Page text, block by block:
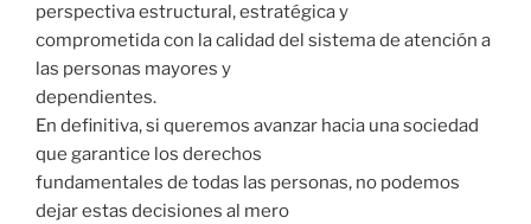
perspectiva estructural, estratégica y
comprometida con la calidad del sistema de atención a
las personas mayores y
dependientes.
En definitiva, si queremos avanzar hacia una sociedad
que garantice los derechos
fundamentales de todas las personas, no podemos
dejar estas decisiones al mero